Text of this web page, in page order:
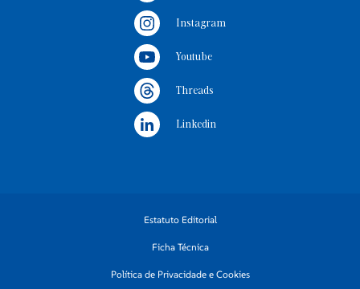
Instagram
Youtube
Threads
Linkedin
Estatuto Editorial
Ficha Técnica
Política de Privacidade e Cookies